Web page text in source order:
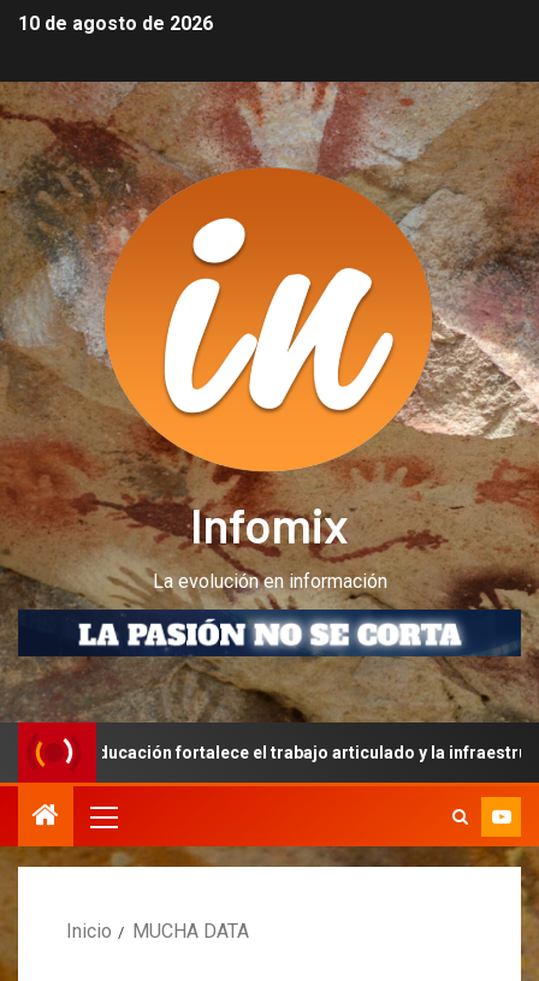
10 de agosto de 2026
Infomix
La evolución en información
fortalece el trabajo articulado y la infraestructura educativa
Inicio MUCHA DATA